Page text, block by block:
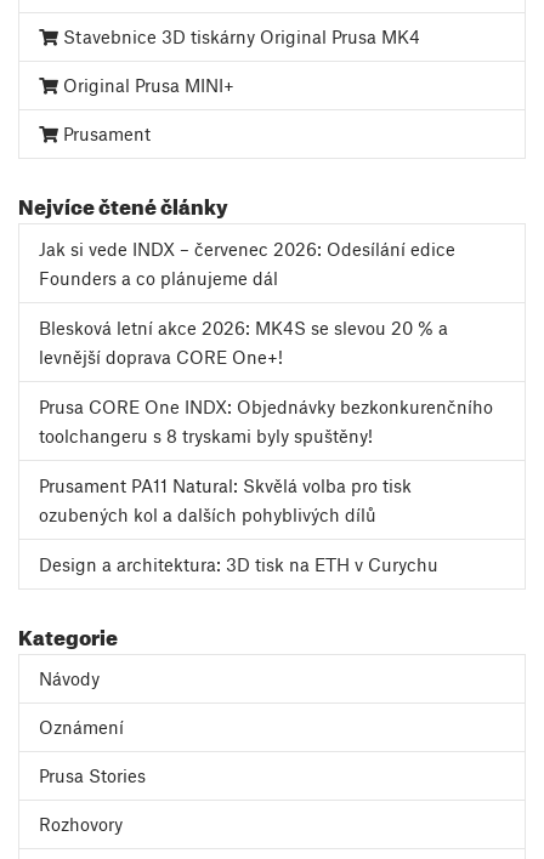
Stavebnice 3D tiskárny Original Prusa MK4
Original Prusa MINI+
Prusament
Nejvíce čtené články
Jak si vede INDX – červenec 2026: Odesílání edice
Founders a co plánujeme dál
Blesková letní akce 2026: MK4S se slevou 20 % a
levnější doprava CORE One+!
Prusa CORE One INDX: Objednávky bezkonkurenčního
toolchangeru s 8 tryskami byly spuštěny!
Prusament PA11 Natural: Skvělá volba pro tisk
ozubených kol a dalších pohyblivých dílů
Design a architektura: 3D tisk na ETH v Curychu
Kategorie
Návody
Oznámení
Prusa Stories
Rozhovory